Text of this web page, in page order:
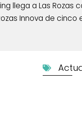
llega a Las Rozas
Innova de cinco